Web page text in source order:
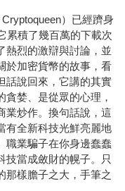
）已經躋身
累積了幾百萬的下載次
熱烈的激辯與討論，並
於加密貨幣的故事，看
話說回來，它講的其實
婪、是從眾的心理，
業炒作。換句話說，這
有全新科技光鮮亮麗地
職業騙子在你身邊蠢蠢
技當成斂財的幌子。只
那樣膽子之大，手筆之